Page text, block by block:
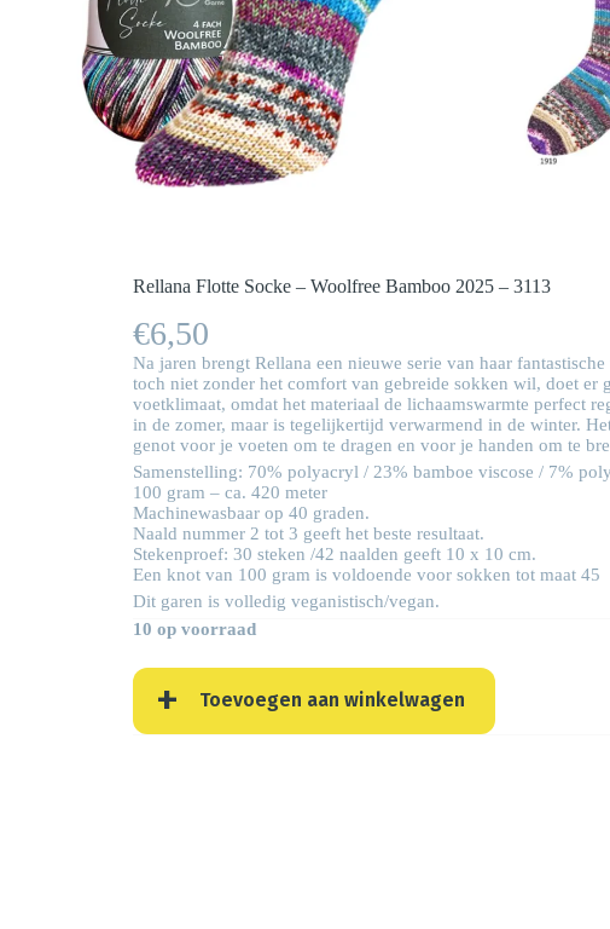
Rellana Flotte Socke – Woolfree Bamboo 2025 – 3113
€6,50
Na jaren brengt Rellana een nieuwe serie van haar
toch niet zonder het comfort van gebreide sokken wil, doet er
voetklimaat, omdat het materiaal de lichaamswarmte perfect
in de zomer, maar is tegelijkertijd verwarmend in de winter.
genot voor je voeten om te dragen en voor je handen om te
Samenstelling: 70% polyacryl / 23% bamboe viscose / 7%
100 gram – ca. 420 meter
Machinewasbaar op 40 graden.
Naald nummer 2 tot 3 geeft het beste resultaat.
Stekenproef: 30 steken /42 naalden geeft 10 x 10 cm.
Een knot van 100 gram is voldoende voor sokken tot maat 45
Dit garen is volledig veganistisch/vegan.
10 op voorraad
Toevoegen aan winkelwagen